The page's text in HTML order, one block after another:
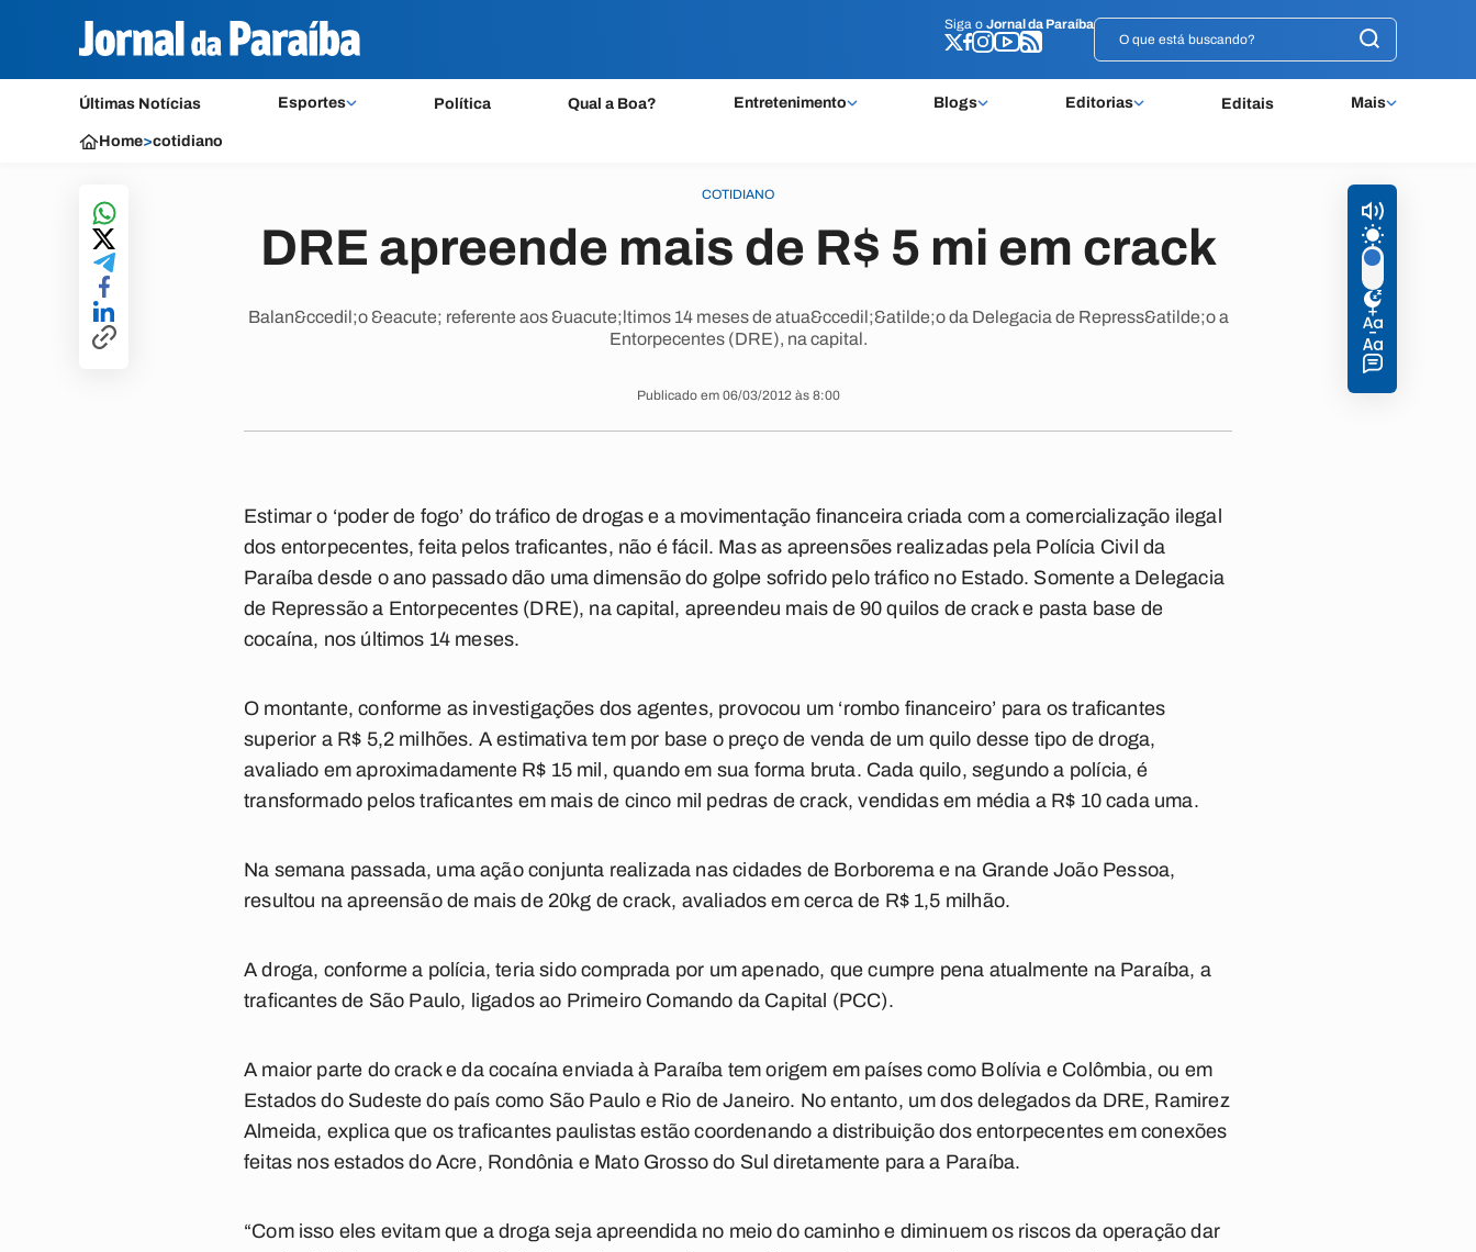
Siga o Jornal da Paraíba
Últimas Notícias Esportes Política Qual a Boa? Entretenimento Blogs Editorias Editais Mais
Siga o Jornal da Paraíba
Home>cotidiano
COTIDIANO
DRE apreende mais de R$ 5 mi em crack
Balan&ccedil;o &eacute; referente aos &uacute;ltimos 14 meses de atua&ccedil;&atilde;o da Delegacia de Repress&atilde;o a
Entorpecentes (DRE), na capital.
Publicado em 06/03/2012 às 8:00
Estimar o ‘poder de fogo’ do tráfico de drogas e a movimentação financeira criada com a comercialização ilegal
dos entorpecentes, feita pelos traficantes, não é fácil. Mas as apreensões realizadas pela Polícia Civil da
Paraíba desde o ano passado dão uma dimensão do golpe sofrido pelo tráfico no Estado. Somente a Delegacia
de Repressão a Entorpecentes (DRE), na capital, apreendeu mais de 90 quilos de crack e pasta base de
cocaína, nos últimos 14 meses.
O montante, conforme as investigações dos agentes, provocou um ‘rombo financeiro’ para os traficantes
superior a R$ 5,2 milhões. A estimativa tem por base o preço de venda de um quilo desse tipo de droga,
avaliado em aproximadamente R$ 15 mil, quando em sua forma bruta. Cada quilo, segundo a polícia, é
transformado pelos traficantes em mais de cinco mil pedras de crack, vendidas em média a R$ 10 cada uma.
Na semana passada, uma ação conjunta realizada nas cidades de Borborema e na Grande João Pessoa,
resultou na apreensão de mais de 20kg de crack, avaliados em cerca de R$ 1,5 milhão.
A droga, conforme a polícia, teria sido comprada por um apenado, que cumpre pena atualmente na Paraíba, a
traficantes de São Paulo, ligados ao Primeiro Comando da Capital (PCC).
A maior parte do crack e da cocaína enviada à Paraíba tem origem em países como Bolívia e Colômbia, ou em
Estados do Sudeste do país como São Paulo e Rio de Janeiro. No entanto, um dos delegados da DRE, Ramirez
Almeida, explica que os traficantes paulistas estão coordenando a distribuição dos entorpecentes em conexões
feitas nos estados do Acre, Rondônia e Mato Grosso do Sul diretamente para a Paraíba.
“Com isso eles evitam que a droga seja apreendida no meio do caminho e diminuem os riscos da operação dar